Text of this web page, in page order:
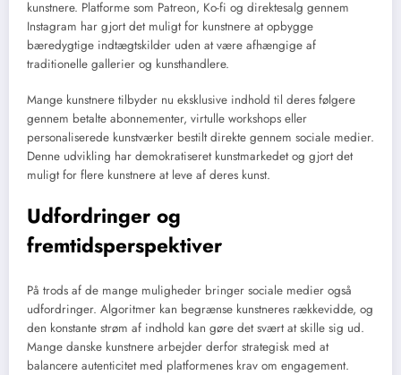
kunstnere. Platforme som Patreon, Ko-fi og direktesalg gennem
Instagram har gjort det muligt for kunstnere at opbygge
bæredygtige indtægtskilder uden at være afhængige af
traditionelle gallerier og kunsthandlere.
Mange kunstnere tilbyder nu eksklusive indhold til deres følgere
gennem betalte abonnementer, virtulle workshops eller
personaliserede kunstværker bestilt direkte gennem sociale medier.
Denne udvikling har demokratiseret kunstmarkedet og gjort det
muligt for flere kunstnere at leve af deres kunst.
Udfordringer og
fremtidsperspektiver
På trods af de mange muligheder bringer sociale medier også
udfordringer. Algoritmer kan begrænse kunstneres rækkevidde, og
den konstante strøm af indhold kan gøre det svært at skille sig ud.
Mange danske kunstnere arbejder derfor strategisk med at
balancere autenticitet med platformenes krav om engagement.